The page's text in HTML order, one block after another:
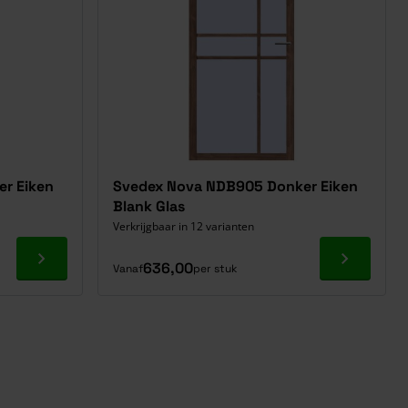
Eiken
Ga naar product
Svedex Nova NDB905 Donker Eiken
Blank Glas
Verkrijgbaar in 12 varianten
Vanaf636,00per stuk Ga naar